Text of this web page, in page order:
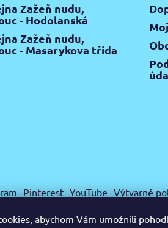
abychom Vám umožnili
Zažeň nudu,
- Hodolanská
Zažeň nudu,
- Masarykova třída
Pinterest YouTube Výtvarné